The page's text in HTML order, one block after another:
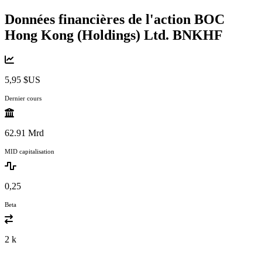
Données financières de l'action BOC
Hong Kong (Holdings) Ltd. BNKHF
5,95 $US
Dernier cours
62.91 Mrd
MID capitalisation
0,25
Beta
2 k